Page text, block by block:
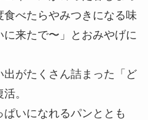
べたらやみつきになる味
来たで〜」とおみやげに
がたくさん詰まった「ど
。
いになれるパンととも